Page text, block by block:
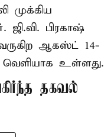
முக்கிய
ஜி.வி. பிரகாஷ்
ஆகஸ்ட் 14-
வெளியாக உள்ளது.
தகவல்